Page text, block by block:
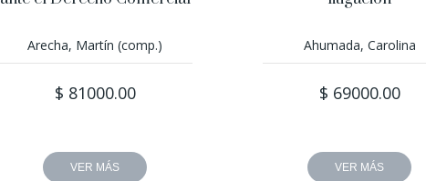
Arecha, Martín (comp.)
$ 81000.00
VER MÁS
Ahumada, Carolina
$ 69000.00
VER MÁS